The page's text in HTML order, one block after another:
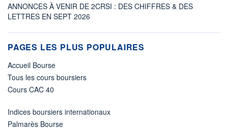
ANNONCES À VENIR DE 2CRSI : DES CHIFFRES & DES
LETTRES EN SEPT 2026
PAGES LES PLUS POPULAIRES
Accueil Bourse
Tous les cours boursiers
Cours CAC 40
Indices boursiers internationaux
Palmarès Bourse